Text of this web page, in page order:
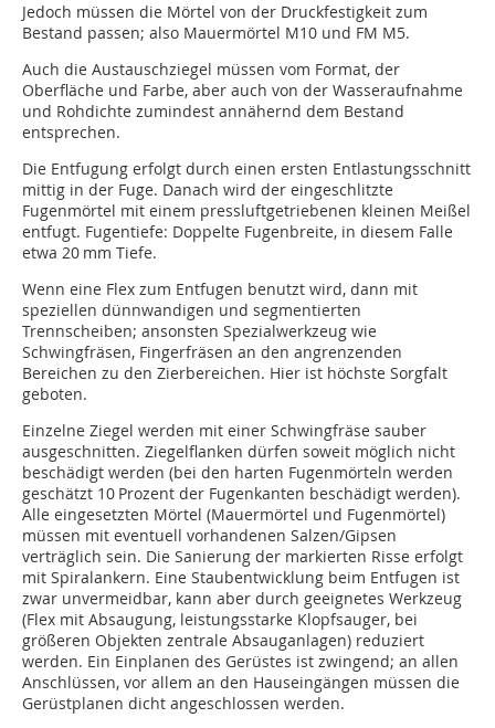
Jedoch müssen die Mörtel von der Druckfestigkeit zum
Bestand passen; also Mauermörtel M10 und FM M5.
Auch die Austauschziegel müssen vom Format, der
Oberfläche und Farbe, aber auch von der Wasseraufnahme
und Rohdichte zumindest annähernd dem Bestand
entsprechen.
Die Entfugung erfolgt durch einen ersten Entlastungsschnitt
mittig in der Fuge. Danach wird der eingeschlitzte
Fugenmörtel mit einem pressluftgetriebenen kleinen Meißel
entfugt. Fugentiefe: Doppelte Fugenbreite, in diesem Falle
etwa 20 mm Tiefe.
Wenn eine Flex zum Entfugen benutzt wird, dann mit
speziellen dünnwandigen und segmentierten
Trennscheiben; ansonsten Spezialwerkzeug wie
Schwingfräsen, Fingerfräsen an den angrenzenden
Bereichen zu den Zierbereichen. Hier ist höchste Sorgfalt
geboten.
Einzelne Ziegel werden mit einer Schwingfräse sauber
ausgeschnitten. Ziegelflanken dürfen soweit möglich nicht
beschädigt werden (bei den harten Fugenmörteln werden
geschätzt 10 Prozent der Fugenkanten beschädigt werden).
Alle eingesetzten Mörtel (Mauermörtel und Fugenmörtel)
müssen mit eventuell vorhandenen Salzen/Gipsen
verträglich sein. Die Sanierung der markierten Risse erfolgt
mit Spiralankern. Eine Staubentwicklung beim Entfugen ist
zwar unvermeidbar, kann aber durch geeignetes Werkzeug
(Flex mit Absaugung, leistungsstarke Klopfsauger, bei
größeren Objekten zentrale Absauganlagen) reduziert
werden. Ein Einplanen des Gerüstes ist zwingend; an allen
Anschlüssen, vor allem an den Hauseingängen müssen die
Gerüstplanen dicht angeschlossen werden.